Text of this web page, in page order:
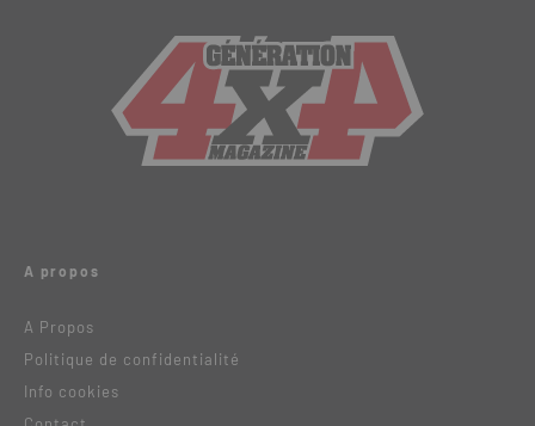
A propos
A Propos
Politique de confidentialité
Info cookies